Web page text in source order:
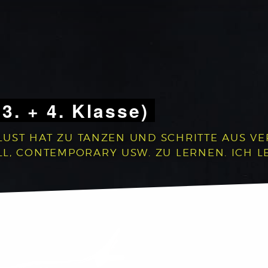
+ 4. Klasse)
HAT ZU TANZEN UND SCHRITTE AUS
CONTEMPORARY USW. ZU LERNEN. ICH